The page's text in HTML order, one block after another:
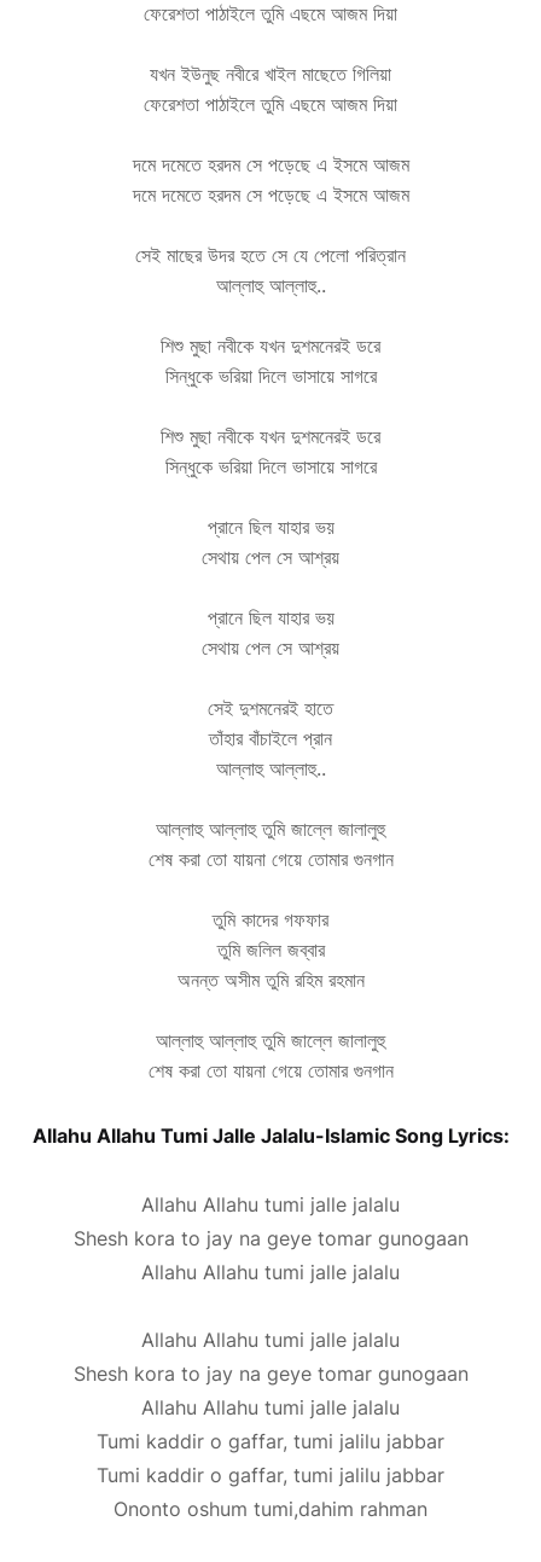
ফেরেশতা পাঠাইলে তুমি এছমে আজম দিয়া
যখন ইউনুছ নবীরে খাইল মাছেতে গিলিয়া
ফেরেশতা পাঠাইলে তুমি এছমে আজম দিয়া
দমে দমেতে হরদম সে পড়েছে এ ইসমে আজম
দমে দমেতে হরদম সে পড়েছে এ ইসমে আজম
সেই মাছের উদর হতে সে যে পেলো পরিত্রান
আল্লাহু আল্লাহু..
শিশু মুছা নবীকে যখন দুশমনেরই ডরে
সিন্ধুকে ভরিয়া দিলে ভাসায়ে সাগরে
শিশু মুছা নবীকে যখন দুশমনেরই ডরে
সিন্ধুকে ভরিয়া দিলে ভাসায়ে সাগরে
প্রানে ছিল যাহার ভয়
সেথায় পেল সে আশ্রয়
প্রানে ছিল যাহার ভয়
সেথায় পেল সে আশ্রয়
সেই দুশমনেরই হাতে
তাঁহার বাঁচাইলে প্রান
আল্লাহু আল্লাহু..
আল্লাহু আল্লাহু তুমি জাল্লে জালালুহু
শেষ করা তো যায়না গেয়ে তোমার গুনগান
তুমি কাদের গফফার
তুমি জলিল জব্বার
অনন্ত অসীম তুমি রহিম রহমান
আল্লাহু আল্লাহু তুমি জাল্লে জালালুহু
শেষ করা তো যায়না গেয়ে তোমার গুনগান
Allahu Allahu Tumi Jalle Jalalu-Islamic Song Lyrics:
Allahu Allahu tumi jalle jalalu
Shesh kora to jay na geye tomar gunogaan
Allahu Allahu tumi jalle jalalu
Allahu Allahu tumi jalle jalalu
Shesh kora to jay na geye tomar gunogaan
Allahu Allahu tumi jalle jalalu
Tumi kaddir o gaffar, tumi jalilu jabbar
Tumi kaddir o gaffar, tumi jalilu jabbar
Ononto oshum tumi,dahim rahman